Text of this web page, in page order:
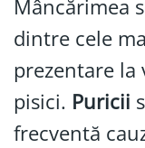
Mâncărimea
dintre cele
prezentare
pisici. Puricii
frecventă